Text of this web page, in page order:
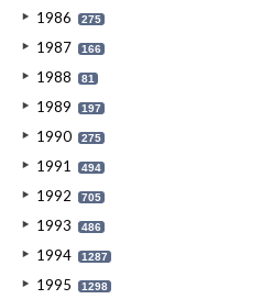
1986 275
1987 166
1988 81
1989 197
1990 275
1991 494
1992 705
1993 486
1994 1287
1995 1298